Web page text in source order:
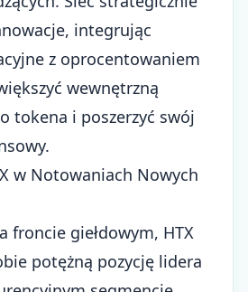
integrując
z oprocentowaniem
wewnętrzną
tokena i poszerzyć swój
w Notowaniach Nowych
froncie giełdowym, HTX
potężną pozycję lidera